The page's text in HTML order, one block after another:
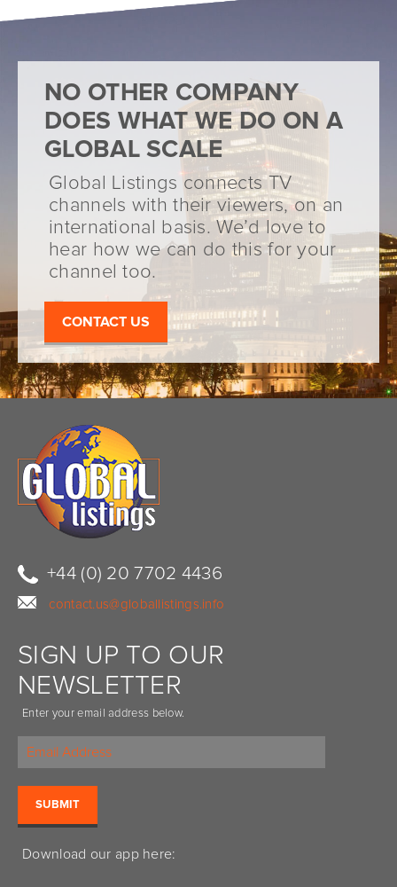
NO OTHER COMPANY
DOES WHAT WE DO ON A
GLOBAL SCALE
Global Listings connects TV
channels with their viewers, on an
international basis. We’d love to
hear how we can do this for your
channel too.
CONTACT US
+44 (0) 20 7702 4436
contact.us@globallistings.info
SIGN UP TO OUR
NEWSLETTER
Enter your email address below.
Download our app here: